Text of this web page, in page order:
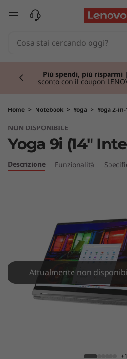
Y
1
4
e
passa a contenuto principale
Più spendi, più risparmi
sconto con il coupon
Home > Notebook > Yoga > Yoga 2-
NON DISPONIBILE
Yoga 9i (14"
Descrizione Funzionalità
Attualmente non